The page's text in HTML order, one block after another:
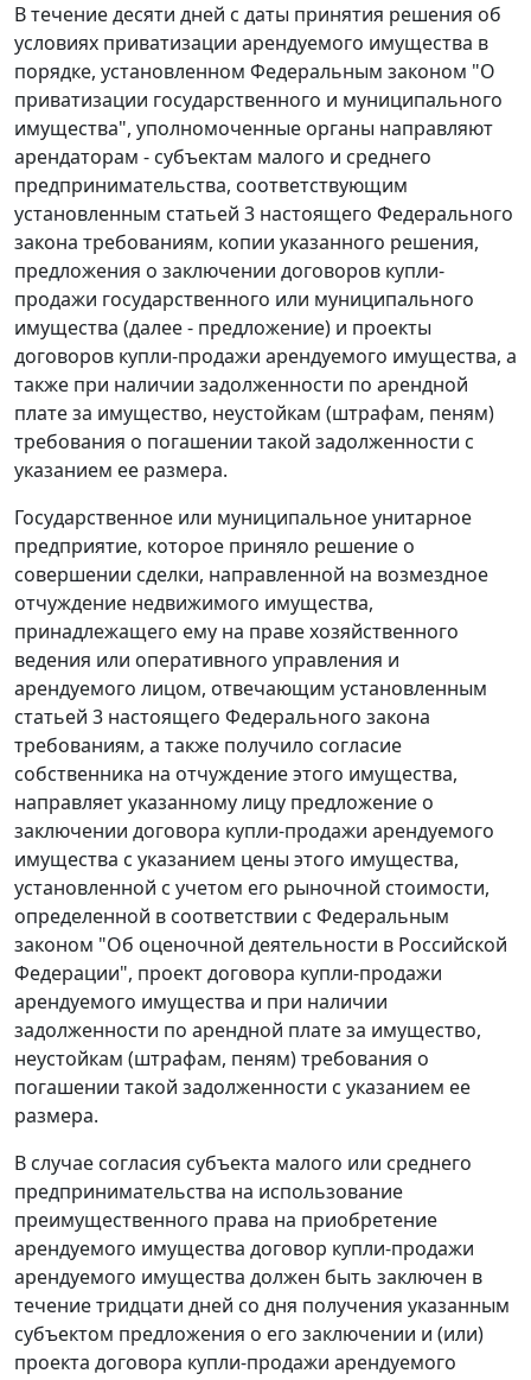
В течение десяти дней с даты принятия решения об
условиях приватизации арендуемого имущества в
порядке, установленном Федеральным законом "О
приватизации государственного и муниципального
имущества", уполномоченные органы направляют
арендаторам - субъектам малого и среднего
предпринимательства, соответствующим
установленным статьей 3 настоящего Федерального
закона требованиям, копии указанного решения,
предложения о заключении договоров купли-
продажи государственного или муниципального
имущества (далее - предложение) и проекты
договоров купли-продажи арендуемого имущества, а
также при наличии задолженности по арендной
плате за имущество, неустойкам (штрафам, пеням)
требования о погашении такой задолженности с
указанием ее размера.
Государственное или муниципальное унитарное
предприятие, которое приняло решение о
совершении сделки, направленной на возмездное
отчуждение недвижимого имущества,
принадлежащего ему на праве хозяйственного
ведения или оперативного управления и
арендуемого лицом, отвечающим установленным
статьей 3 настоящего Федерального закона
требованиям, а также получило согласие
собственника на отчуждение этого имущества,
направляет указанному лицу предложение о
заключении договора купли-продажи арендуемого
имущества с указанием цены этого имущества,
установленной с учетом его рыночной стоимости,
определенной в соответствии с Федеральным
законом "Об оценочной деятельности в Российской
Федерации", проект договора купли-продажи
арендуемого имущества и при наличии
задолженности по арендной плате за имущество,
неустойкам (штрафам, пеням) требования о
погашении такой задолженности с указанием ее
размера.
В случае согласия субъекта малого или среднего
предпринимательства на использование
преимущественного права на приобретение
арендуемого имущества договор купли-продажи
арендуемого имущества должен быть заключен в
течение тридцати дней со дня получения указанным
субъектом предложения о его заключении и (или)
проекта договора купли-продажи арендуемого